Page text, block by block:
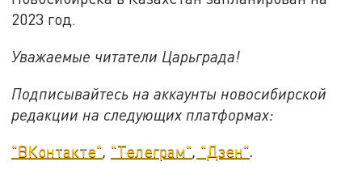
2023 год.
Уважаемые читатели Царьграда!
Подписывайтесь на аккаунты новосибирской
редакции на следующих платформах:
"ВКонтакте", "Телеграм", "Дзен".